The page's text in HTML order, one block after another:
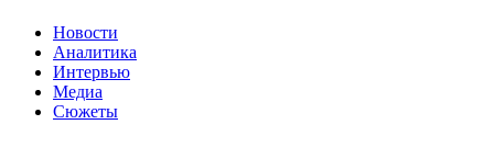
Новости
Аналитика
Интервью
Медиа
Сюжеты